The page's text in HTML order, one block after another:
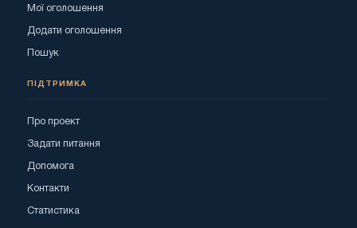
Мої оголошення
Додати оголошення
Пошук
ПІДТРИМКА
Про проект
Задати питання
Допомога
Контакти
Статистика